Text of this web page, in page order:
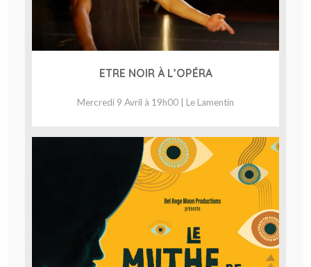
ETRE NOIR À L’OPÉRA
Mercredi 9 Avril à 19h00 | Le Lamentin